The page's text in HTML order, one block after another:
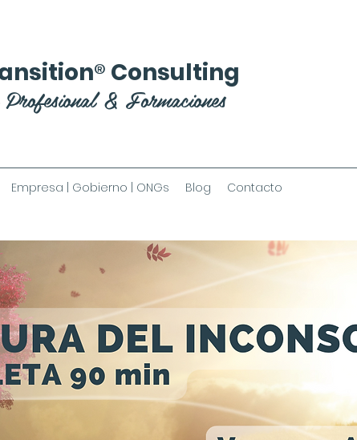
Empresa | Gobierno | ONGs Blog Contacto
® Consulting
Profesional & Formaciones